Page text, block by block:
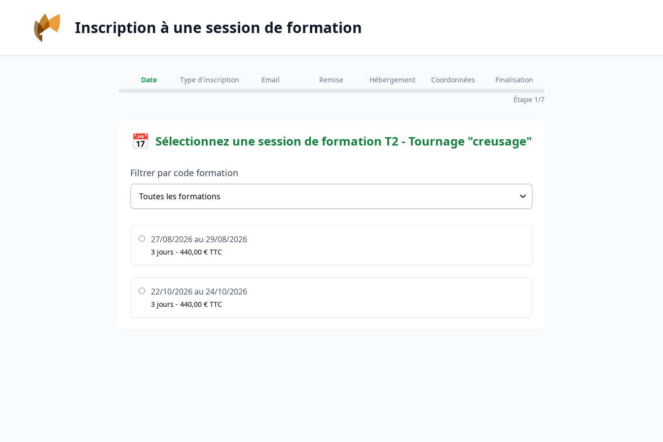
Inscription à une session de formation
Date Type d'inscription Email Remise Hébergement Coordonnées Finalisation
Étape 1/7
📅 Sélectionnez une session de formation T2 - Tournage "creusage"
Filtrer par code formation
27/08/2026 au 29/08/2026
3 jours - 440,00 € TTC
22/10/2026 au 24/10/2026
3 jours - 440,00 € TTC